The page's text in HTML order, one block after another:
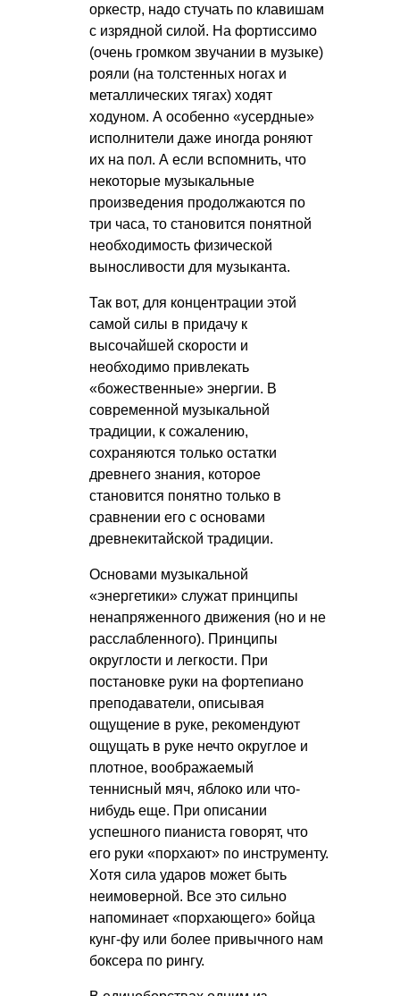
оркестр, надо стучать по клавишам
с изрядной силой. На фортиссимо
(очень громком звучании в музыке)
рояли (на толстенных ногах и
металлических тягах) ходят
ходуном. А особенно «усердные»
исполнители даже иногда роняют
их на пол. А если вспомнить, что
некоторые музыкальные
произведения продолжаются по
три часа, то становится понятной
необходимость физической
выносливости для музыканта.
Так вот, для концентрации этой
самой силы в придачу к
высочайшей скорости и
необходимо привлекать
«божественные» энергии. В
современной музыкальной
традиции, к сожалению,
сохраняются только остатки
древнего знания, которое
становится понятно только в
сравнении его с основами
древнекитайской традиции.
Основами музыкальной
«энергетики» служат принципы
ненапряженного движения (но и не
расслабленного). Принципы
округлости и легкости. При
постановке руки на фортепиано
преподаватели, описывая
ощущение в руке, рекомендуют
ощущать в руке нечто округлое и
плотное, воображаемый
теннисный мяч, яблоко или что-
нибудь еще. При описании
успешного пианиста говорят, что
его руки «порхают» по инструменту.
Хотя сила ударов может быть
неимоверной. Все это сильно
напоминает «порхающего» бойца
кунг-фу или более привычного нам
боксера по рингу.